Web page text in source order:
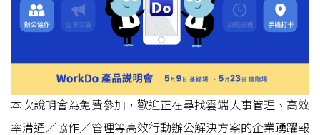
本次說明會為免費參加，歡迎正在尋找雲端人事管理、高效
率溝通／協作／管理等高效行動辦公解決方案的企業踴躍報